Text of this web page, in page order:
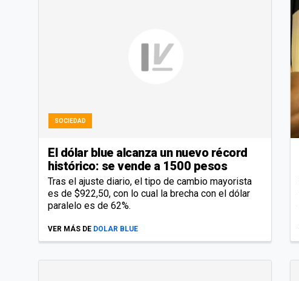
SOCIEDAD
El dólar blue alcanza un nuevo récord
histórico: se vende a 1500 pesos
Tras el ajuste diario, el tipo de cambio mayorista
es de $922,50, con lo cual la brecha con el dólar
paralelo es de 62%.
VER MÁS DE DOLAR BLUE